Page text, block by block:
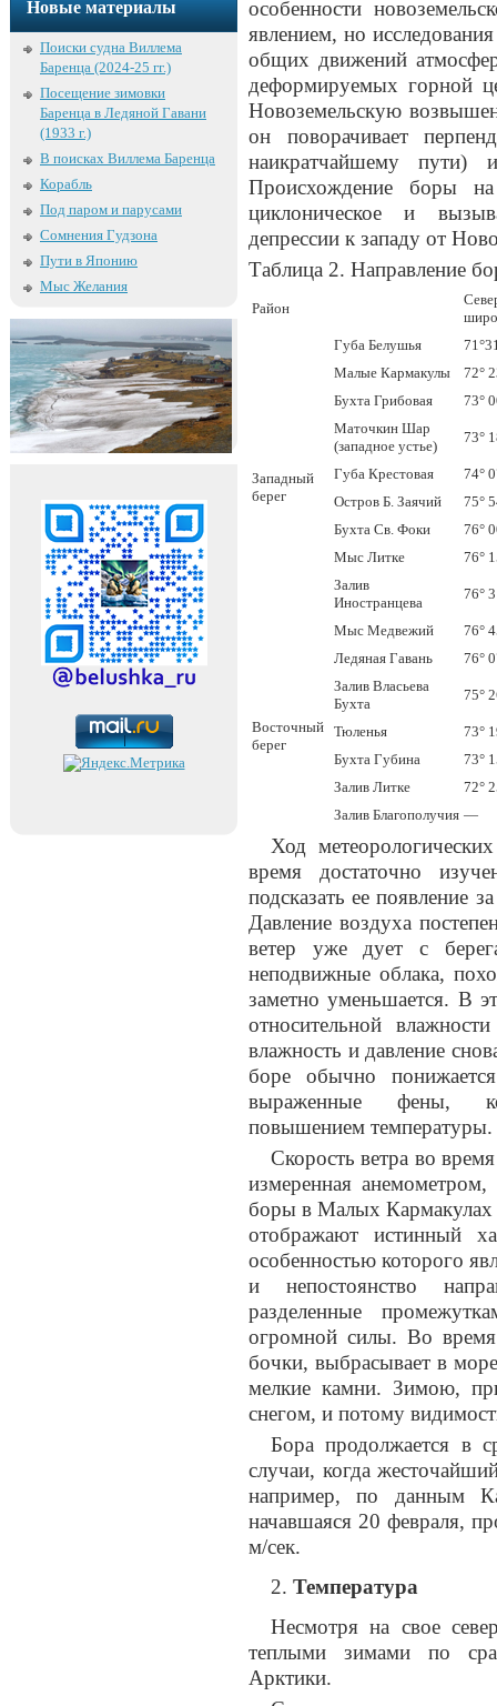
Новые материалы
Поиски судна Виллема
Баренца (2024-25 гг.)
Посещение зимовки
Баренца в Ледяной Гавани
(1933 г.)
В поисках Виллема Баренца
Корабль
Под паром и парусами
Сомнения Гудзона
Пути в Японию
Мыс Желания
особенности
явлением, но
общих движений
деформируемых горной
Новоземельскую
он поворачивает
наикратчайшему пути)
Происхождение боры на
циклоническое и
депрессии к западу от
Таблица 2. Направление
Район
Западный
берег
Губа Белушья
Малые Кармакулы
72°
Бухта Грибовая
73°
Маточкин Шар
(западное устье)
73°
Губа Крестовая
74°
Остров Б. Заячий
75°
Бухта Св. Фоки
76°
Мыс Литке
76°
Залив
Иностранцева
76°
Мыс Медвежий 76°
Восточный
берег
Ледяная Гавань
76°
Залив Власьева
Бухта
75°
Тюленья
73°
Бухта Губина
73°
Залив Литке
72°
Залив Благополучия —
Ход
время достаточно
подсказать ее появление
Давление воздуха
ветер уже дует с
неподвижные облака,
заметно уменьшается. В
относительной
влажность и давление
боре обычно
выраженные фены,
повышением температуры.
Скорость ветра во
измеренная
боры в Малых Кармакулах
отображают истинный
особенностью которого
и непостоянство
разделенные
огромной силы. Во время
бочки, выбрасывает в
мелкие камни. Зимою,
снегом, и потому
Бора продолжается в
случаи, когда
например, по данным
начавшаяся 20 февраля,
м/сек.
Температура
Несмотря на свое
теплыми зимами по
Арктики.